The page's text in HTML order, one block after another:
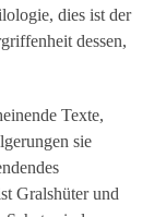
dies ist der
dessen,
Texte,
sie
Gralshüter und